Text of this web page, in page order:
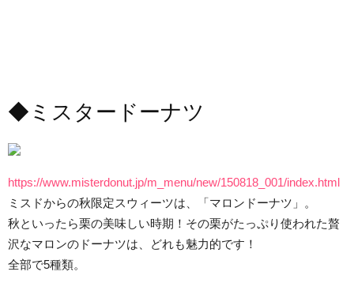
◆ミスタードーナツ
https://www.misterdonut.jp/m_menu/new/150818_001/index.html
ミスドからの秋限定スウィーツは、「マロンドーナツ」。
秋といったら栗の美味しい時期！その栗がたっぷり使われた贅
沢なマロンのドーナツは、どれも魅力的です！
全部で5種類。